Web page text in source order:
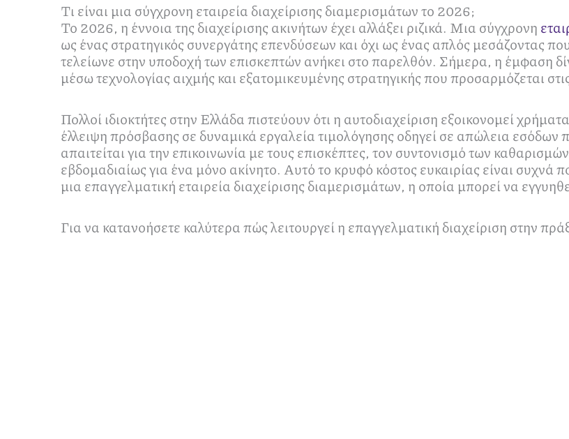
Τι είναι μια σύγχρονη εταιρεία διαχείρισης διαμερισμάτων το 2026;
Το 2026, η έννοια της διαχείρισης ακινήτων έχει αλλάξει ριζικά. Μια σύγχρονη
ως ένας στρατηγικός συνεργάτης επενδύσεων και όχι ως ένας απλός μεσάζοντας
τελείωνε στην υποδοχή των επισκεπτών ανήκει στο παρελθόν. Σήμερα, η έμφαση
μέσω τεχνολογίας αιχμής και εξατομικευμένης στρατηγικής που προσαρμόζεται
Πολλοί ιδιοκτήτες στην Ελλάδα πιστεύουν ότι η αυτοδιαχείριση εξοικονομεί
έλλειψη πρόσβασης σε δυναμικά εργαλεία τιμολόγησης οδηγεί σε απώλεια εσόδων
απαιτείται για την επικοινωνία με τους επισκέπτες, τον συντονισμό των
εβδομαδιαίως για ένα μόνο ακίνητο. Αυτό το κρυφό κόστος ευκαιρίας είναι
μια επαγγελματική εταιρεία διαχείρισης διαμερισμάτων, η οποία μπορεί να
Για να κατανοήσετε καλύτερα πώς λειτουργεί η επαγγελματική διαχείριση στην